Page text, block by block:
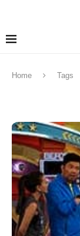
Home Tags